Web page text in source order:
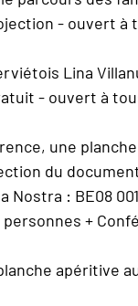
- ouvert à
Lina
- ouvert à
une
du
Nostra : BE08
+
apéritive